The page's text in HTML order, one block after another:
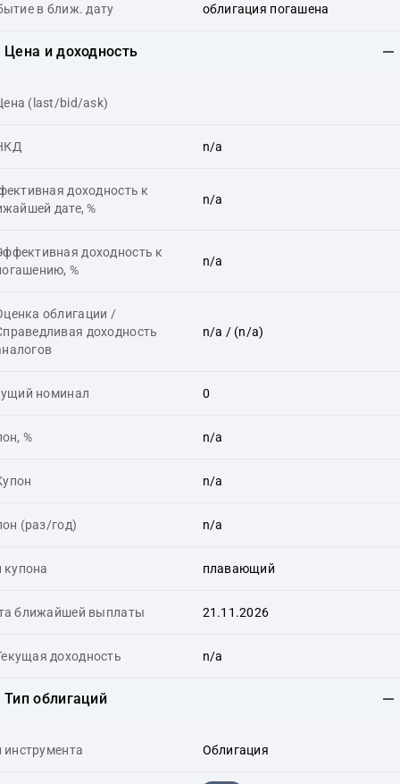
в ближ. дату облигация погашена
Цена и доходность
(last/bid/ask)
n/a
доходность к
дате, %
n/a
доходность к
%
n/a
облигации /
доходность
n/a / (n/a)
номинал 0
% n/a
n/a
(раз/год) n/a
купона плавающий
ближайшей выплаты 21.11.2026
доходность n/a
Тип облигаций
инструмента Облигация